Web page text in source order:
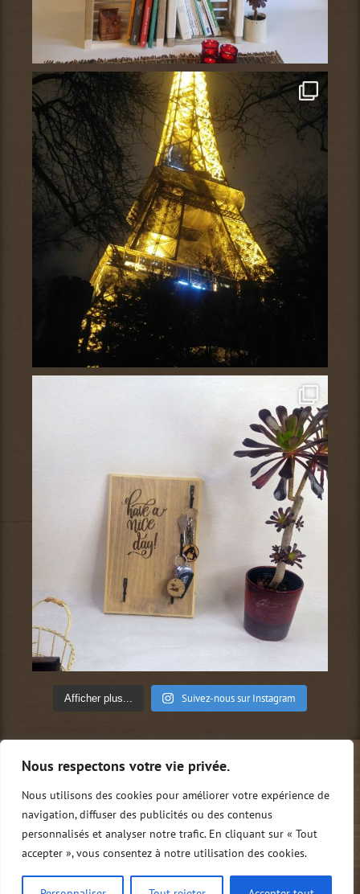
Nous respectons votre vie privée.
Nous utilisons des cookies pour améliorer votre expérience de
navigation, diffuser des publicités ou des contenus
personnalisés et analyser notre trafic. En cliquant sur « Tout
accepter », vous consentez à notre utilisation des cookies.
Afficher plus... Suivez-nous sur Instagram
Qui sommes-nous ?
Conditions générales de vente
Nous contacter
0